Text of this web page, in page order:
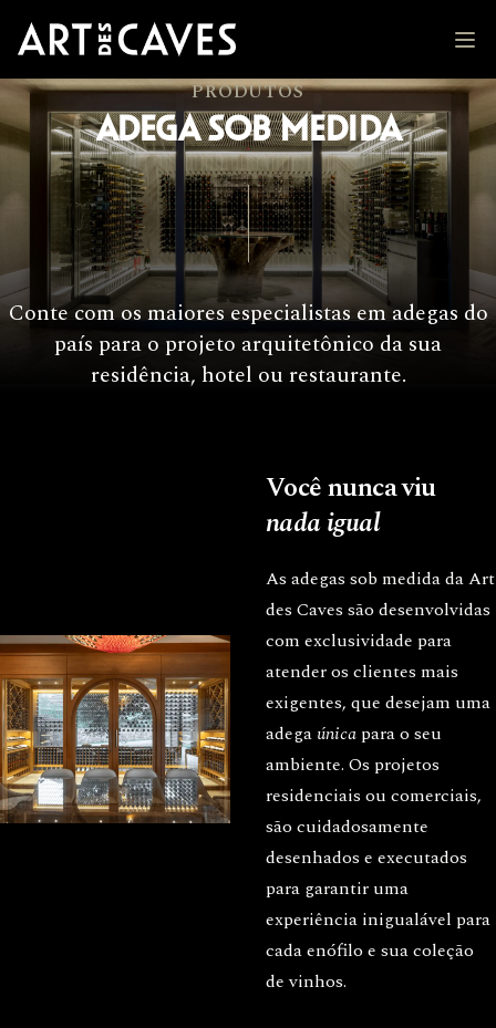
Adegas Art des Caves
PRODUTOS
ADEGA SOB MEDIDA
Conte com os maiores especialistas em adegas do
país para o projeto arquitetônico da sua
residência, hotel ou restaurante.
Você nunca viu
nada igual
As adegas sob medida da Art
des Caves são desenvolvidas
com exclusividade para
atender os clientes mais
exigentes, que desejam uma
adega única para o seu
ambiente. Os projetos
residenciais ou comerciais,
são cuidadosamente
desenhados e executados
para garantir uma
experiência inigualável para
cada enófilo e sua coleção
de vinhos.